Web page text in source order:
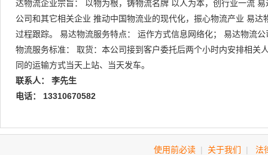
达物流企业宗旨： 以物为根，铸物流名牌 以人为本，创行业一流
公司和其它相关企业 推动中国物流业的现代化，振心物流产业 易
过程跟踪。 易达物流服务特点： 运作方式信息网络化； 易达物流
物流服务标准： 取货：本公司接到客户委托后两个小时内安排相关
同的运输方式当天上站、当天发车。
联系人： 李先生
电话： 13310670582
使用前必读 | 关于我们 |
法